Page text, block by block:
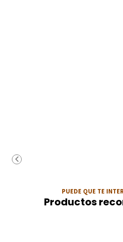
PUEDE QUE TE
Productos